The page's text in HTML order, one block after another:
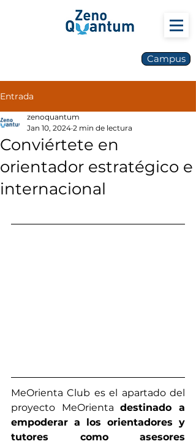
Campus
Entrada
Conviértete en
orientador estratégico e
internacional
zenoquantum
Jan 10, 2024 2 min de lectura
MeOrienta Club es el apartado del
proyecto MeOrienta destinado a
empoderar a los orientadores y
tutores como asesores